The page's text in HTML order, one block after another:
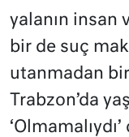
yalanın insan
bir de suç
utanmadan bir
Trabzon’da